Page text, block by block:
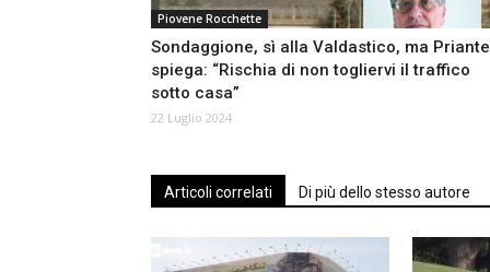
Piovene Rocchette
Sondaggione, sì alla Valdastico, ma Priante
spiega: “Rischia di non togliervi il traffico
sotto casa”
22 Luglio 2024
Articoli correlati Di più dello stesso autore